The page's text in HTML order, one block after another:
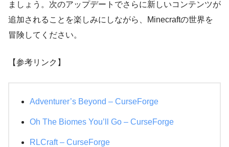
ましょう。次のアップデートでさらに新しいコンテンツが
追加されることを楽しみにしながら、Minecraftの世界を
冒険してください。
【参考リンク】
Adventurer’s Beyond – CurseForge
Oh The Biomes You’ll Go – CurseForge
RLCraft – CurseForge